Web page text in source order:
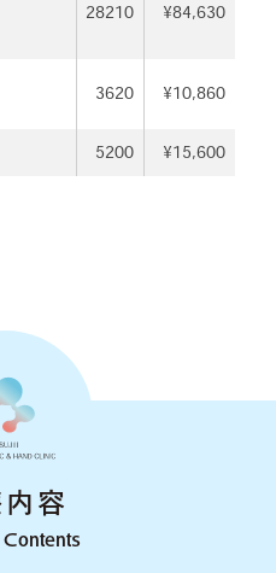
28210 ¥84,630
3620 ¥10,860
5200 ¥15,600
容